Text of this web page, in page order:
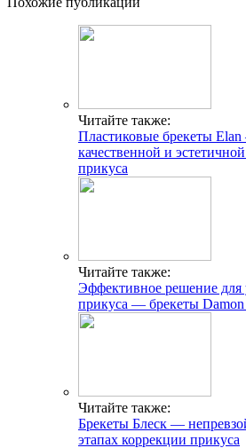
Читайте также:
Пластиковые брекеты Elan
качественной и
прикуса
Читайте также:
Эффективное решение для
прикуса — брекеты Damon
Читайте также:
Брекеты Блеск —
этапах коррекции прикуса